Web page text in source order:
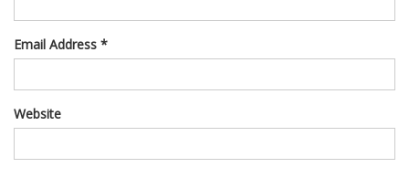
Email Address *
Website